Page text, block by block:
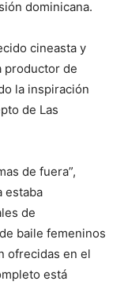
dominicana.
cineasta y
productor de
la inspiración
de Las
de fuera”,
estaba
de
baile femeninos
ofrecidas en el
está